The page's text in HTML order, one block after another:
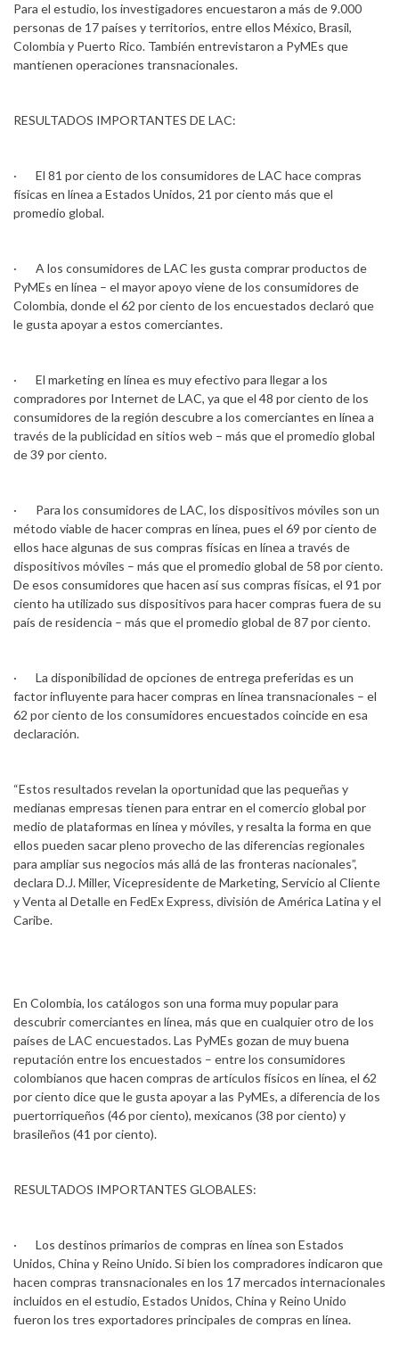
Para el estudio, los investigadores encuestaron a más de 9.000
personas de 17 países y territorios, entre ellos México, Brasil,
Colombia y Puerto Rico. También entrevistaron a PyMEs que
mantienen operaciones transnacionales.
RESULTADOS IMPORTANTES DE LAC:
· El 81 por ciento de los consumidores de LAC hace compras
físicas en línea a Estados Unidos, 21 por ciento más que el
promedio global.
· A los consumidores de LAC les gusta comprar productos de
PyMEs en línea – el mayor apoyo viene de los consumidores de
Colombia, donde el 62 por ciento de los encuestados declaró que
le gusta apoyar a estos comerciantes.
· El marketing en línea es muy efectivo para llegar a los
compradores por Internet de LAC, ya que el 48 por ciento de los
consumidores de la región descubre a los comerciantes en línea a
través de la publicidad en sitios web – más que el promedio global
de 39 por ciento.
· Para los consumidores de LAC, los dispositivos móviles son un
método viable de hacer compras en línea, pues el 69 por ciento de
ellos hace algunas de sus compras físicas en línea a través de
dispositivos móviles – más que el promedio global de 58 por ciento.
De esos consumidores que hacen así sus compras físicas, el 91 por
ciento ha utilizado sus dispositivos para hacer compras fuera de su
país de residencia – más que el promedio global de 87 por ciento.
· La disponibilidad de opciones de entrega preferidas es un
factor influyente para hacer compras en línea transnacionales – el
62 por ciento de los consumidores encuestados coincide en esa
declaración.
“Estos resultados revelan la oportunidad que las pequeñas y
medianas empresas tienen para entrar en el comercio global por
medio de plataformas en línea y móviles, y resalta la forma en que
ellos pueden sacar pleno provecho de las diferencias regionales
para ampliar sus negocios más allá de las fronteras nacionales”,
declara D.J. Miller, Vicepresidente de Marketing, Servicio al Cliente
y Venta al Detalle en FedEx Express, división de América Latina y el
Caribe.
En Colombia, los catálogos son una forma muy popular para
descubrir comerciantes en línea, más que en cualquier otro de los
países de LAC encuestados. Las PyMEs gozan de muy buena
reputación entre los encuestados – entre los consumidores
colombianos que hacen compras de artículos físicos en línea, el 62
por ciento dice que le gusta apoyar a las PyMEs, a diferencia de los
puertorriqueños (46 por ciento), mexicanos (38 por ciento) y
brasileños (41 por ciento).
RESULTADOS IMPORTANTES GLOBALES:
· Los destinos primarios de compras en línea son Estados
Unidos, China y Reino Unido. Si bien los compradores indicaron que
hacen compras transnacionales en los 17 mercados internacionales
incluidos en el estudio, Estados Unidos, China y Reino Unido
fueron los tres exportadores principales de compras en línea.